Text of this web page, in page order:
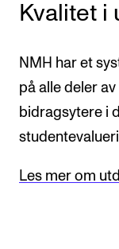
Kvalitet i
NMH har et
på alle deler
bidragsytere i
Les mer om